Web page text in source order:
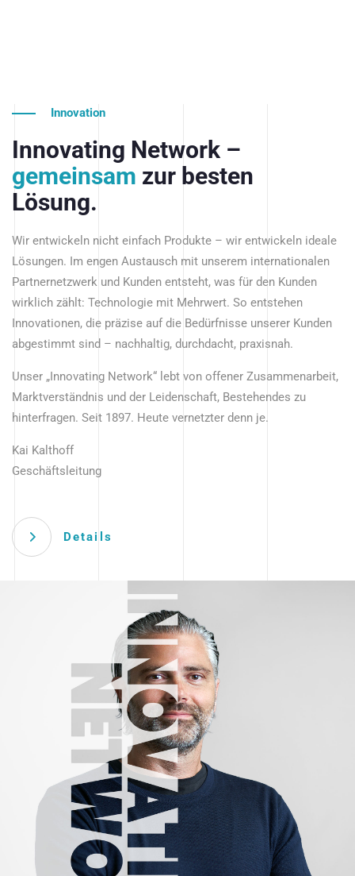
Innovation
Innovating Network –
gemeinsam zur besten
Lösung.
Wir entwickeln nicht einfach Produkte – wir entwickeln ideale
Lösungen. Im engen Austausch mit unserem internationalen
Partnernetzwerk und Kunden entsteht, was für den Kunden
wirklich zählt: Technologie mit Mehrwert. So entstehen
Innovationen, die präzise auf die Bedürfnisse unserer Kunden
abgestimmt sind – nachhaltig, durchdacht, praxisnah.
Unser „Innovating Network“ lebt von offener Zusammenarbeit,
Marktverständnis und der Leidenschaft, Bestehendes zu
hinterfragen. Seit 1897. Heute vernetzter denn je.
Kai Kalthoff
Geschäftsleitung
Details